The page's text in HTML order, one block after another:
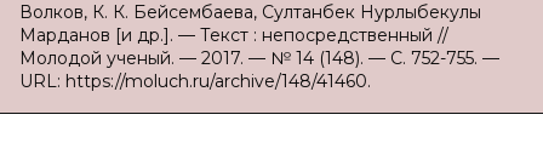
Волков, К. К. Бейсембаева, Султанбек Нурлыбекулы
Марданов [и др.]. — Текст : непосредственный //
Молодой ученый. — 2017. — № 14 (148). — С. 752-755. —
URL: https://moluch.ru/archive/148/41460.